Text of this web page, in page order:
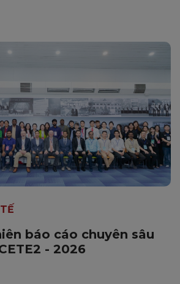
báo cáo chuyên sâu
- 2026